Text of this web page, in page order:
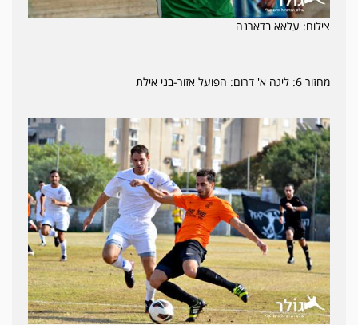
צילום: עלאא בדארנה
מחזור 6: ליגה א' דרום: הפועל אזור-בני אילת